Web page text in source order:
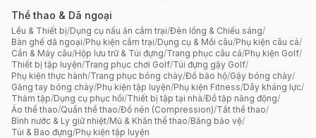
Thể thao & Dã ngoại
Lều & Thiết bị/Dụng cụ nấu ăn cắm trại/Đèn lồng & Chiếu sáng/
Bàn ghế dã ngoại/Phụ kiện cắm trại/Dụng cụ & Mồi câu/Phụ kiện câu cá/
Cần & Máy câu/Hộp lưu trữ & Túi đựng/Trang phục câu cá/Phụ kiện Golf/
Thiết bị tập luyện/Trang phục chơi Golf/Túi đựng gậy Golf/
Phụ kiện thực hành/Trang phục bóng chày/Đồ bảo hộ/Gậy bóng chày/
Găng tay bóng chày/Phụ kiện tập luyện/Phụ kiện Fitness/Dây kháng lực/
Thảm tập/Dụng cụ phục hồi/Thiết bị tập tại nhà/Đồ tập năng động/
Áo thể thao/Quần thể thao/Đồ nén (Compression)/Tất thể thao/
Bình nước & Ly giữ nhiệt/Mũ & Khăn thể thao/Băng bảo vệ/
Túi & Bao đựng/Phụ kiện tập luyện